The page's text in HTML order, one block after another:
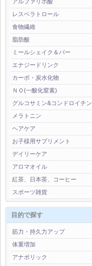
アルファリポ酸
レスベラトロール
食物繊維
脂肪酸
ミールシェイク＆バー
エナジードリンク
カーボ・炭水化物
ＮＯ(一酸化窒素)
グルコサミン&コンドロイチン
メラトニン
ヘアケア
お子様用サプリメント
デイリーケア
アロマオイル
紅茶、日本茶、コーヒー
スポーツ雑貨
目的で探す
筋力・持久力アップ
体重増加
アナボリック